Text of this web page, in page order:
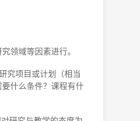
领域等因素进行。
究项目或计划（相当
什么条件？课程有什